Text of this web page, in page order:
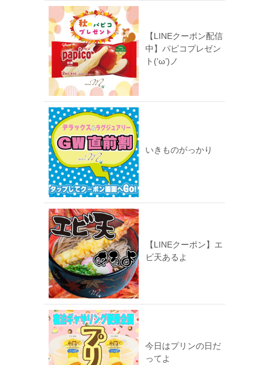
【LINEクーポン配信
中】パピコプレゼン
ト(‘ω’)ノ
いきものがっかり
【LINEクーポン】エ
ビ天あるよ
今日はプリンの日だ
ってよ